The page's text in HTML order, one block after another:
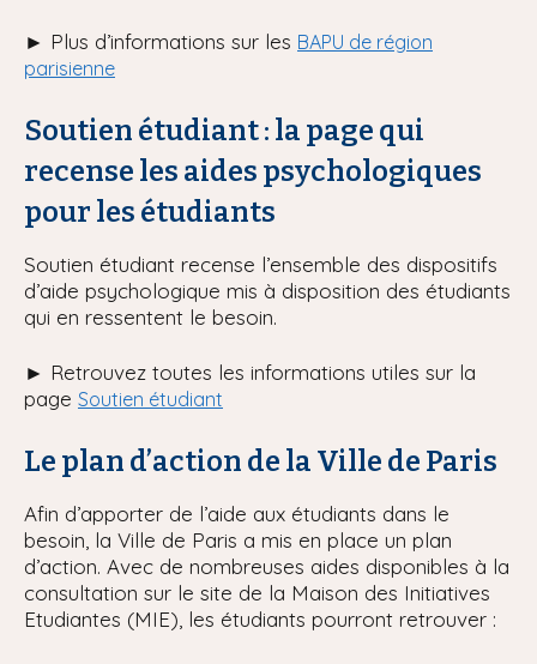
► Plus d’informations sur les BAPU de région
parisienne
Soutien étudiant : la page qui
recense les aides psychologiques
pour les étudiants
Soutien étudiant recense l’ensemble des dispositifs
d’aide psychologique mis à disposition des étudiants
qui en ressentent le besoin.
► Retrouvez toutes les informations utiles sur la
page Soutien étudiant
Le plan d’action de la Ville de Paris
Afin d’apporter de l’aide aux étudiants dans le
besoin, la Ville de Paris a mis en place un plan
d’action. Avec de nombreuses aides disponibles à la
consultation sur le site de la Maison des Initiatives
Etudiantes (MIE), les étudiants pourront retrouver :